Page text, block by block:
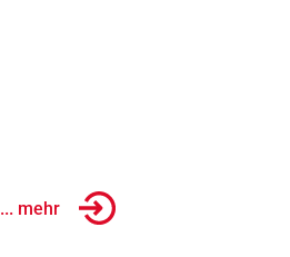
... mehr